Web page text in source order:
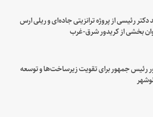
دکتر رئیسی از پروژه ترانزیتی جاده‌ای و ریلی ارس
بخشی از کریدور شرق-غرب
رئیس جمهور برای تقویت زیرساخت‌ها و توسعه